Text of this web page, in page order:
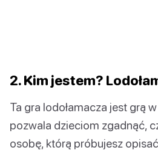
2. Kim jestem?
Ta gra lodołamacza jest grą
pozwala dzieciom zgadnąć,
osobę, którą próbujesz